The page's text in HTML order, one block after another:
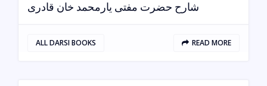
شارح حضرت مفتی یارمحمد خان قادری
ALL DARSI BOOKS READ MORE